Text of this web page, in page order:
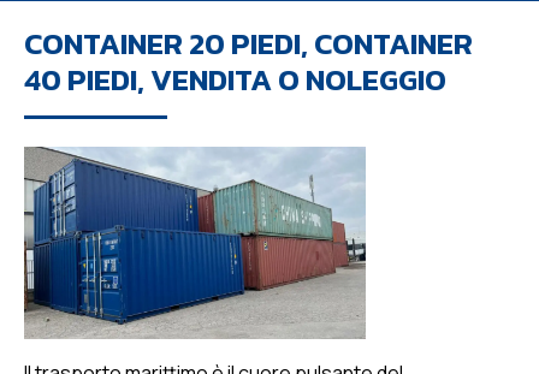
CONTAINER 20 PIEDI, CONTAINER
40 PIEDI, VENDITA O NOLEGGIO